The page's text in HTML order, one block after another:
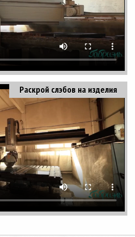
Раскрой слэбов на изделия